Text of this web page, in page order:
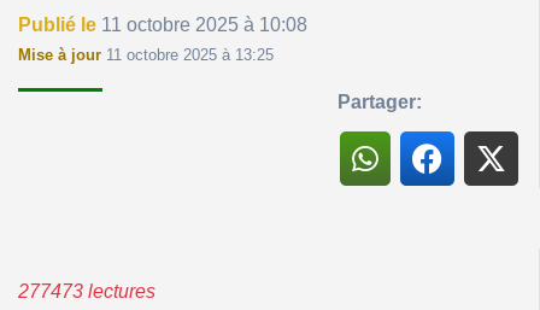
Publié le 11 octobre 2025 à 10:08
Mise à jour 11 octobre 2025 à 13:25
Partager:
277473 lectures